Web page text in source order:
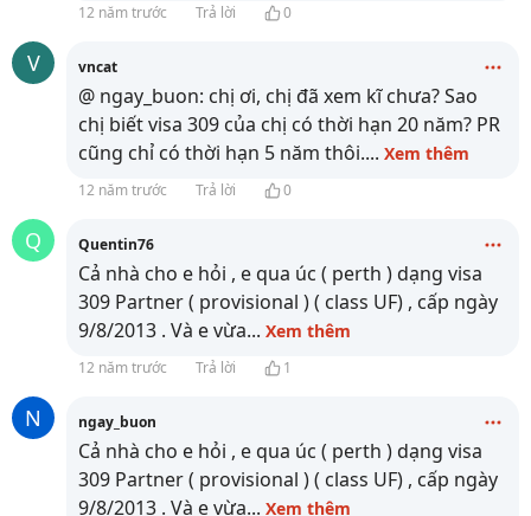
12 năm trước Trả lời 0
V vncat
@ ngay_buon: chị ơi, chị đã xem kĩ chưa? Sao
chị biết visa 309 của chị có thời hạn 20 năm? PR
cũng chỉ có thời hạn 5 năm thôi.... Xem thêm
12 năm trước Trả lời 0
Q Quentin76
Cả nhà cho e hỏi , e qua úc ( perth ) dạng visa
309 Partner ( provisional ) ( class UF) , cấp ngày
9/8/2013 . Và e vừa... Xem thêm
12 năm trước Trả lời 1
N ngay_buon
Cả nhà cho e hỏi , e qua úc ( perth ) dạng visa
309 Partner ( provisional ) ( class UF) , cấp ngày
9/8/2013 . Và e vừa... Xem thêm